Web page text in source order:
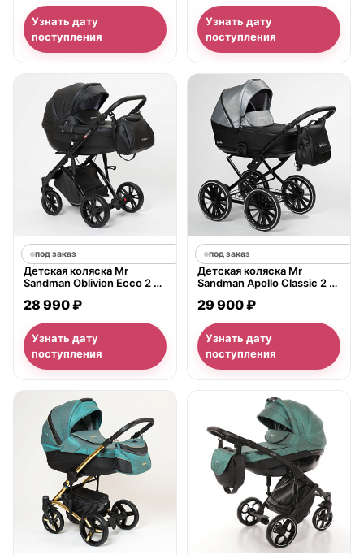
Узнать дату
поступления
Узнать дату
поступления
под заказ
Детская коляска Mr
Sandman Oblivion Ecco 2 в
28 990 ₽
Узнать дату
поступления
под заказ
Детская коляска Mr
Sandman Apollo Classic 2 в
29 900 ₽
Узнать дату
поступления